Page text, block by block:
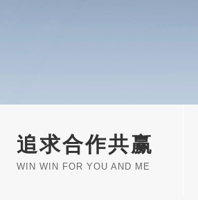
追求合作共赢
WIN WIN FOR YOU AND ME